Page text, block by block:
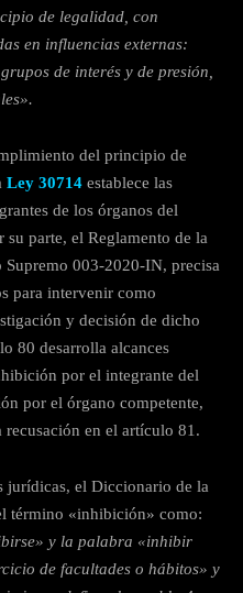
de legalidad, con
en influencias externas:
de interés y de presión,
del principio de
Ley 30714 establece las
de los órganos del
parte, el Reglamento de la
003-2020-IN, precisa
para intervenir como
y decisión de dicho
80 desarrolla alcances
por el integrante del
por el órgano competente,
en el artículo 81.
jurídicas, el Diccionario de la
término «inhibición» como:
y la palabra «inhibir
de facultades o hábitos» y